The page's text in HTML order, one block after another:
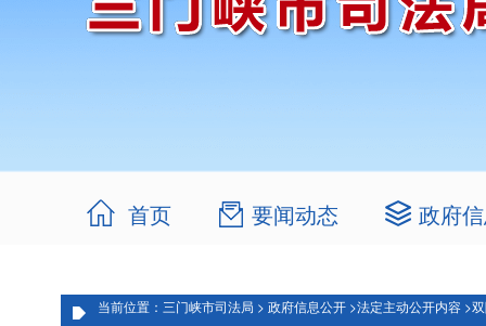
首页 要闻动态 政府
当前位置：三门峡市司法局 > 政府信息公开 >法定主动公开内容 >